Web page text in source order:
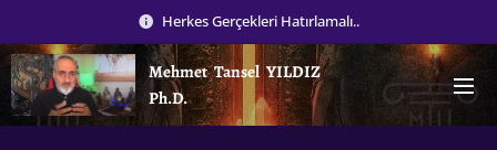
Herkes Gerçekleri Hatırlamalı..
Mehmet Tansel YILDIZ
Ph.D.